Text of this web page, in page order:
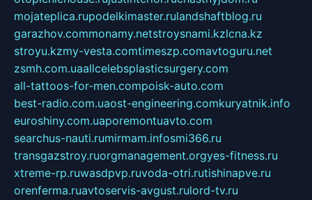
mojateplica.rupodelkimaster.rulandshaftblog.ru
garazhov.commonamy.netstroysnami.kzlcna.kz
stroyu.kzmy-vesta.comtimeszp.comavtoguru.net
zsmh.com.uaallcelebsplasticsurgery.com
all-tattoos-for-men.compoisk-auto.com
best-radio.com.uaost-engineering.comkuryatnik.info
euroshiny.com.uaporemontuavto.com
searchus-nauti.rumirmam.infosmi366.ru
transgazstroy.ruorgmanagement.orgyes-fitness.ru
xtreme-rp.ruwasdpvp.ruvoda-otri.rutishinapve.ru
orenferma.ruavtoservis-avgust.rulord-tv.ru